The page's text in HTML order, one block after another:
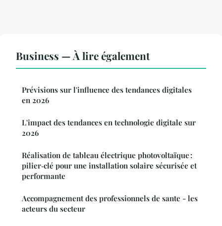
Business — À lire également
Prévisions sur l'influence des tendances digitales
en 2026
L'impact des tendances en technologie digitale sur
2026
Réalisation de tableau électrique photovoltaïque :
pilier‑clé pour une installation solaire sécurisée et
performante
Accompagnement des professionnels de sante - les
acteurs du secteur